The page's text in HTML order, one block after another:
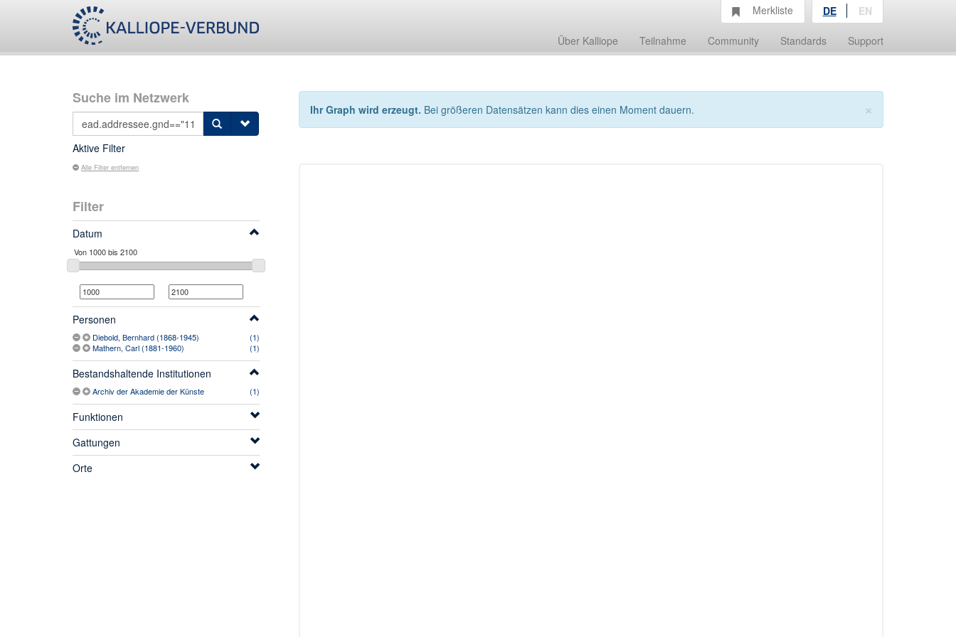
Über Kalliope Teilnahme Community Standards Support
Merkliste DE EN
Suche im Netzwerk
Aktive Filter
Alle Filter entfernen
Filter
Datum
Personen
Diebold, Bernhard (1868-1945)
(1)
Mathern, Carl (1881-1960)
(1)
Bestandshaltende Institutionen
Archiv der Akademie der Künste (1)
Funktionen
Gattungen
Orte
×
Ihr Graph wird erzeugt. Bei größeren Datensätzen kann dies einen Moment dauern.